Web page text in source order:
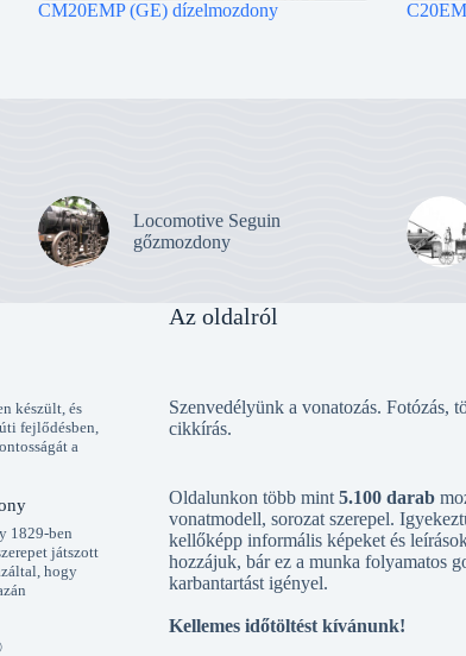
CM20EMP (GE) dízelmozdony
Locomotive Seguin
gőzmozdony
készült, és
fejlődésben,
a
1829-ben
játszott
hogy
Az oldalról
Szenvedélyünk a vonatozás. Fotózás,
cikkírás.
Oldalunkon több mint 5.100 darab
vonatmodell, sorozat szerepel.
kellőképp informális képeket és
hozzájuk, bár ez a munka folyamatos
karbantartást igényel.
Kellemes időtöltést kívánunk!